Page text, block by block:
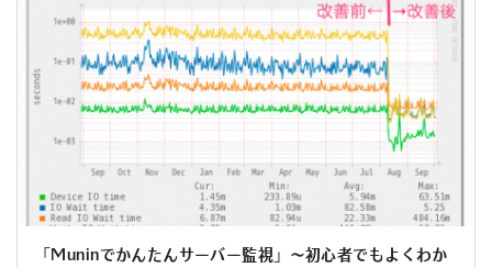
「Muninでかんたんサーバー監視」～初心者でもよくわか